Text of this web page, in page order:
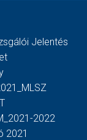
Jelentés
2022
2021